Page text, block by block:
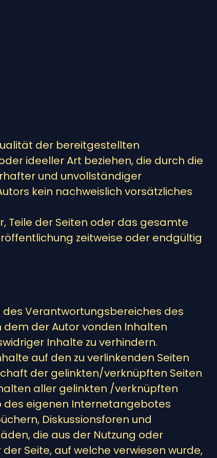
der bereitgestellten
ideeller Art beziehen, die durch die
und unvollständiger
kein nachweislich vorsätzliches
Teile der Seiten oder das gesamte
zeitweise oder endgültig
des Verantwortungsbereiches des
dem der Autor vonden Inhalten
Inhalte zu verhindern.
auf den zu verlinkenden Seiten
der gelinkten/verknüpften Seiten
aller gelinkten /verknüpften
des eigenen Internetangebotes
Diskussionsforen und
die aus der Nutzung oder
Seite, auf welche verwiesen wurde,